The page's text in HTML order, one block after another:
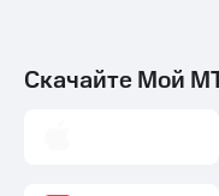
часы
Скачайте Мой